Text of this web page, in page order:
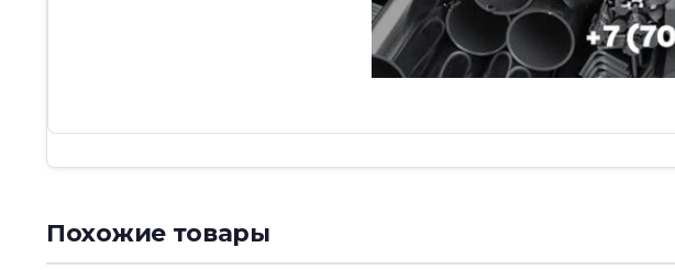
Похожие товары